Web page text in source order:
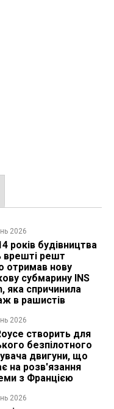
2026
років будівництва
врешті решт
отримав нову
субмарину INS
яка спричинила
в рашистів
2026
створить для
безпілотного
двигуни, що
на розв'язання
з Францією
2026